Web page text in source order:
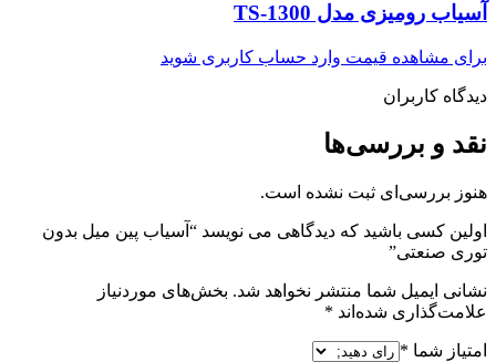
آسیاب رومیزی مدل TS-1300
برای مشاهده قیمت وارد حساب کاربری شوید
دیدگاه کاربران
نقد و بررسی‌ها
هنوز بررسی‌ای ثبت نشده است.
اولین کسی باشید که دیدگاهی می نویسد “آسیاب پین میل بدون
توری صنعتی”
نشانی ایمیل شما منتشر نخواهد شد. بخش‌های موردنیاز
علامت‌گذاری شده‌اند *
امتیاز شما *